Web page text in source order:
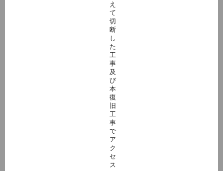
え
て
切
断
し
た
工
事
及
び
本
復
旧
工
事
で
ア
ク
セ
ス